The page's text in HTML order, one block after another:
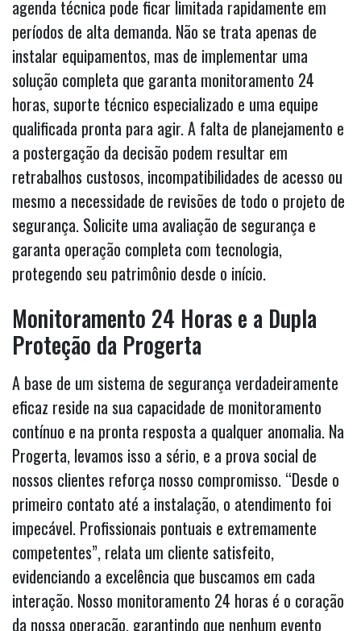
agenda técnica pode ficar limitada rapidamente em
períodos de alta demanda. Não se trata apenas de
instalar equipamentos, mas de implementar uma
solução completa que garanta monitoramento 24
horas, suporte técnico especializado e uma equipe
qualificada pronta para agir. A falta de planejamento e
a postergação da decisão podem resultar em
retrabalhos custosos, incompatibilidades de acesso ou
mesmo a necessidade de revisões de todo o projeto de
segurança. Solicite uma avaliação de segurança e
garanta operação completa com tecnologia,
protegendo seu patrimônio desde o início.
Monitoramento 24 Horas e a Dupla
Proteção da Progerta
A base de um sistema de segurança verdadeiramente
eficaz reside na sua capacidade de monitoramento
contínuo e na pronta resposta a qualquer anomalia. Na
Progerta, levamos isso a sério, e a prova social de
nossos clientes reforça nosso compromisso. “Desde o
primeiro contato até a instalação, o atendimento foi
impecável. Profissionais pontuais e extremamente
competentes”, relata um cliente satisfeito,
evidenciando a excelência que buscamos em cada
interação. Nosso monitoramento 24 horas é o coração
da nossa operação, garantindo que nenhum evento